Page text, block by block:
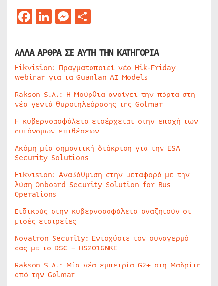
Facebook
LinkedIn
Messenger
ΑΛΛΑ ΑΡΘΡΑ ΣΕ ΑΥΤΗ ΤΗΝ ΚΑΤΗΓΟΡΙΑ
Hikvision: Πραγματοποιεί νέο Hik-Friday
webinar για τα Guanlan AI Models
Rakson S.A.: Η Μούρθια ανοίγει την πόρτα στη
νέα γενιά θυροτηλεόρασης της Golmar
Η κυβερνοασφάλεια εισέρχεται στην εποχή των
αυτόνομων επιθέσεων
Ακόμη μία σημαντική διάκριση για την ESA
Security Solutions
Hikvision: Αναβάθμιση στην μεταφορά με την
λύση Onboard Security Solution for Bus
Operations
Ειδικούς στην κυβερνοασφάλεια αναζητούν οι
μισές εταιρείες
Novatron Security: Ενισχύστε τον συναγερμό
σας με το DSC – HS2016NKE
Rakson S.A.: Μία νέα εμπειρία G2+ στη Μαδρίτη
από την Golmar